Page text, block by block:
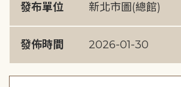
發布單位 新北市圖(總館)
發佈時間 2026-01-30